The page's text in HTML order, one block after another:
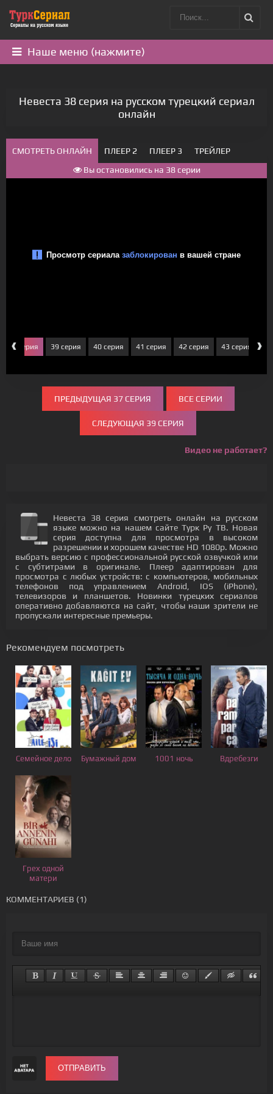
Наше меню (нажмите)
Невеста 38 серия на русском турецкий сериал
онлайн
СМОТРЕТЬ ОНЛАЙН ПЛЕЕР 2 ПЛЕЕР 3
ТРЕЙЛЕР
Вы остановились на 38 серии
‹
38 серия 39 серия 40 серия 41 серия 42 серия 43 серия ›
ПРЕДЫДУЩАЯ 37 СЕРИЯ ВСЕ СЕРИИ
СЛЕДУЮЩАЯ 39 СЕРИЯ
Видео не работает?
Невеста 38 серия смотреть онлайн на русском
языке можно на нашем сайте Турк Ру ТВ. Новая
серия доступна для просмотра в высоком
разрешении и хорошем качестве HD 1080p. Можно
выбрать версию с профессиональной русской озвучкой или
с субтитрами в оригинале. Плеер адаптирован для
просмотра с любых устройств: с компьютеров, мобильных
телефонов под управлением Android, IOS (iPhone),
телевизоров и планшетов. Новинки турецких сериалов
оперативно добавляются на сайт, чтобы наши зрители не
пропускали интересные премьеры.
Рекомендуем посмотреть
Семейное дело Бумажный дом 1001 ночь Вдребезги
Грех одной
матери
КОММЕНТАРИЕВ (1)
ОТПРАВИТЬ